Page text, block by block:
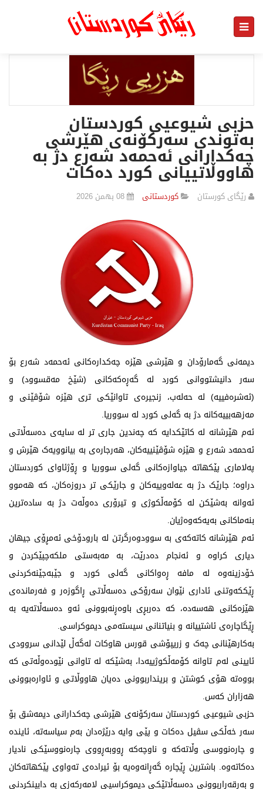
حزبی شیوعیی کوردستان
بەتوندی سەرکۆنەی هێرشی
چەکدارانی ئەحمەد شەرع دژ بە
هاووڵاتییانی کورد دەکات
رێگای كورستان كوردستانی 08 بهمن 2026
دیمەنی گەمارۆدان و هێرشی هێزە چەکدارەکانی ئەحمەد شەرع بۆ
سەر دانیشتووانی کورد لە گەڕەکەکانی (شێخ مەقسوود) و
(ئەشرەفییە) لە حەلەب، زنجیرەی تاوانێکی تری هێزە شۆڤێنی و
مەزهەبییەکانە دژ بە گەلی کورد لە سووریا.
ئەم هێرشانە لە کاتێکدایە کە چەندین جاری تر لە سایەی دەسەڵاتی
ئەحمەد شەرع و هێزە شۆڤێنییەکان، هەرجارەی بە بیانوویەک هێرش و
پەلاماری پێکهاتە جیاوازەکانی گەلی سووریا و ڕۆژئاوای کوردستان
دراوە؛ جارێک دژ بە عەلەوییەکان و جارێکی تر دروزەکان، کە هەموو
ئەوانە بەشێکن لە کۆمەڵکوژی و تیرۆری دەوڵەت دژ بە سادەترین
بنەماکانی بەیەکەوەژیان.
ئەم هێرشانە کاتەکەی بە سوودوەرگرتن لە بارودۆخی ئەمڕۆی جیهان
دیاری کراوە و ئەنجام دەدرێت، بە مەبەستی ملکەچپێکردن و
خۆدزینەوە لە مافە ڕەواکانی گەلی کورد و جێبەجێنەکردنی
ڕێککەوتنی ئاداری نێوان سەرۆکی دەسەڵاتی ڕاگوزەر و فەرماندەی
هێزەکانی هەسەدە، کە دەربڕی باوەڕنەبوونی ئەو دەسەڵاتەیە بە
ڕێگاچارەی ئاشتییانە و بنیاتنانی سیستەمی دیموکراسی.
بەکارهێنانی چەک و زریپۆشی قورس هاوکات لەگەڵ لێدانی سروودی
ئایینی لەم تاوانە کۆمەڵکوژییەدا، بەشێکە لە تاوانی نێودەوڵەتی کە
بووەتە هۆی کوشتن و برینداربوونی دەیان هاووڵاتی و ئاوارەبوونی
هەزاران کەس.
حزبی شیوعیی کوردستان سەرکۆنەی هێرشی چەکدارانی دیمەشق بۆ
سەر خەڵکی سڤیل دەکات و پێی وایە درێژەدان بەم سیاسەتە، ئایندە
و چارەنووسی وڵاتەکە و ناوچەکە ڕووبەڕووی چارەنووسێکی نادیار
دەکاتەوە. باشترین ڕێچارە گەڕانەوەیە بۆ ئیرادەی تەواوی پێکهاتەکان
و بەرقەراربوونی دەسەڵاتێکی دیموکراسیی لامەرکەزی بە دابینکردنی